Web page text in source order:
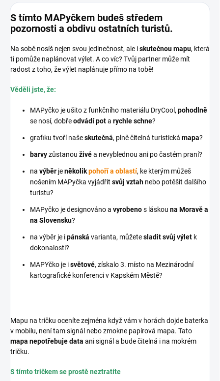
S tímto MAPyčkem budeš středem
pozornosti a obdivu ostatních turistů.
Na sobě nosíš nejen svou jedinečnost, ale iskutečnou mapu, která
ti pomůže naplánovat výlet. A co víc? Tvůj partner může mít
radost z toho, že výlet naplánuje přímo na tobě!
Věděli jste, že:
MAPyčko je ušito z funkčního materiálu DryCool, pohodlně
se nosí, dobřeodvádí pota rychle schne?
grafiku tvoří našeskutečná, plně čitelná turistická mapa?
barvyzůstanou živéa nevyblednou ani po častém praní?
na výběr jeněkolikpohoří a oblastí, ke kterým můžeš
nošením MAPyčka vyjádřit svůj vztah nebo potěšit dalšího
turistu?
MAPyčko je designováno a vyrobenos láskou na Moravě a
na Slovensku?
na výběr je ipánská varianta, můžetesladit svůj výlet k
dokonalosti?
MAPYčko je isvětové, získalo 3. místo na Mezinárodní
kartografické konferenci v Kapském Městě?
Mapu na tričku oceníte zejména když vám v horách dojde baterka
v mobilu, není tam signál nebo zmokne papírová mapa. Tato
mapa nepotřebuje data ani signál a bude čitelná i na mokrém
tričku.
S tímto tričkem se prostě neztratíte